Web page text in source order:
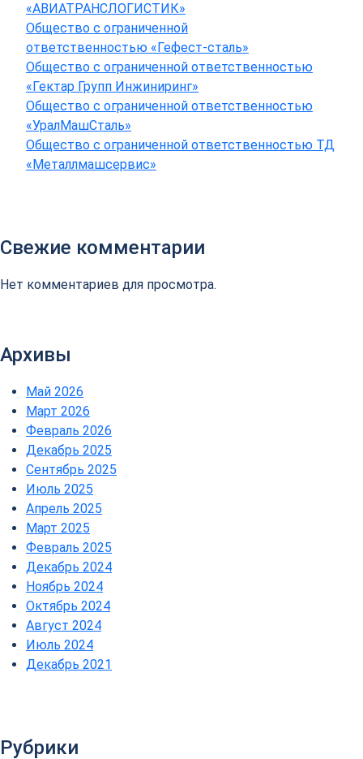
«АВИАТРАНСЛОГИСТИК»
Общество с ограниченной
ответственностью «Гефест-сталь»
Общество с ограниченной ответственностью
«Гектар Групп Инжиниринг»
Общество с ограниченной ответственностью
«УралМашСталь»
Общество с ограниченной ответственностью ТД
«Металлмашсервис»
Свежие комментарии
Нет комментариев для просмотра.
Архивы
Май 2026
Март 2026
Февраль 2026
Декабрь 2025
Сентябрь 2025
Июль 2025
Апрель 2025
Март 2025
Февраль 2025
Декабрь 2024
Ноябрь 2024
Октябрь 2024
Август 2024
Июль 2024
Декабрь 2021
Рубрики